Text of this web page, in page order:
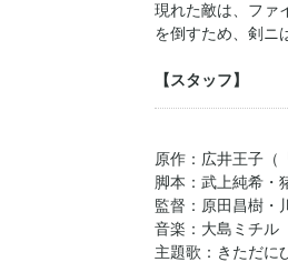
現れた敵は、ファ
を倒すため、剣ニ
【スタッフ】
原作：広井王子（
脚本：武上純希・
監督：原田昌樹・
音楽：大島ミチル
主題歌：きただに